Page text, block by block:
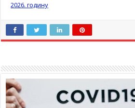
2026. годину